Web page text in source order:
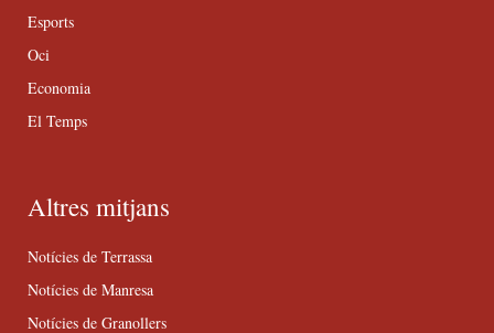
Esports
Oci
Economia
El Temps
Altres mitjans
Notícies de Terrassa
Notícies de Manresa
Notícies de Granollers